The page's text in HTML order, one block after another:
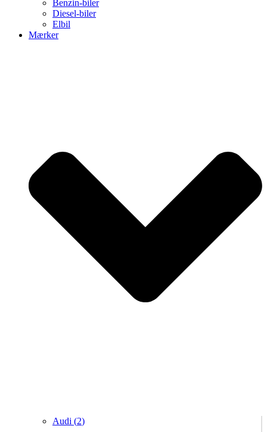
Benzin-biler
Diesel-biler
Elbil
Mærker
Audi (2)